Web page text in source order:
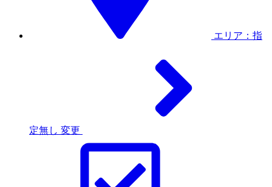
エリア：指
定無し 変更